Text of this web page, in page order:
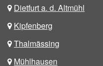
Dietfurt a. d. Altmühl
Kipfenberg
Thalmässing
Mühlhausen